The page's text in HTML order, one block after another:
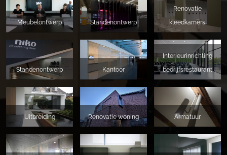
Meubelontwerp Standenontwerp
Renovatie
kleedkamers
Standenontwerp Kantoor
Interieurinrichting
bedrijfsrestaurant
Uitbreiding Renovatie woning Armatuur